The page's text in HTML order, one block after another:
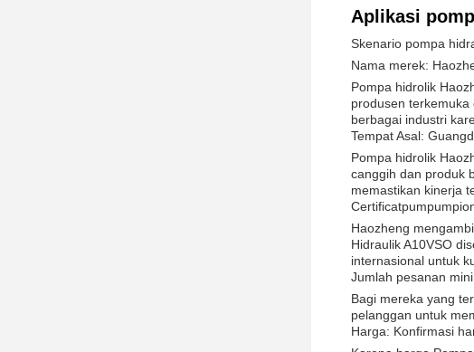
Aplikasi
Skenario pompa
Nama merek:
Pompa hidrolik
produsen
berbagai industri
Tempat Asal:
Pompa hidrolik
canggih dan produk
memastikan kinerja
Haozheng
Hidraulik A10VSO
internasional untuk
Jumlah pesanan
Bagi mereka yang
pelanggan untuk
Harga: Konfirmasi